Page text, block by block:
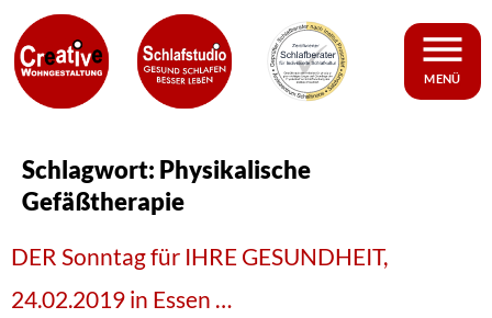
MENÜ
Schlagwort: Physikalische
Gefäßtherapie
DER Sonntag für IHRE GESUNDHEIT,
24.02.2019 in Essen …